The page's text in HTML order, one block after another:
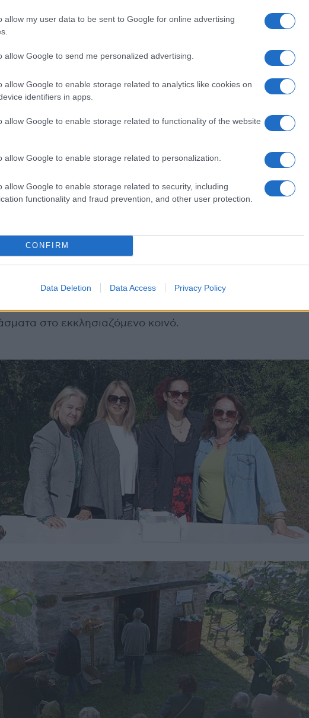
allow my user data to be sent to Google for online advertising
allow Google to send me personalized advertising.
allow Google to enable storage related to analytics like cookies on
identifiers in apps.
allow Google to enable storage related to functionality of the website
allow Google to enable storage related to personalization.
allow Google to enable storage related to security, including
functionality and fraud prevention, and other user protection.
CONFIRM
Data Deletion Data Access Privacy Policy
στο πλαίσιο έργου ΕΣΠΑ, στο οποίο εντάχθηκε από
17
ένα μεγάλο μέρος τους από την Εφορεία Αρχαιοτήτων
έγινε με πρωτοβουλία του ιερέα της Αιανής πατέρα
στο εκκλησιαζόμενο κοινό.